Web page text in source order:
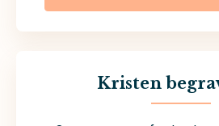
Kristen